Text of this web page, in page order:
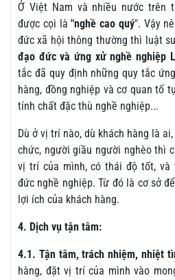
Ở Việt Nam và nhiều nước trên
được cọi là"nghề cao quý". Vậy
đức xã hội thông thường thì luật
đạo đức và ứng xử nghề nghiệp
tắc đã quy định những quy tắc
hàng, đồng nghiệp và cơ quan tố
tính chất đặc thù nghề nghiệp...
Dù ở vị trí nào, dù khách hàng là
chức, người giầu người nghèo thì
vị trí của mình, có thái độ tốt, và
đức nghề nghiệp. Từ đó là cơ sở
lợi ích của khách hàng.
4. Dịch vụ tận tâm:
4.1. Tận tâm, trách nhiệm, nhiệt
hàng, đặt vị trí của mình vào